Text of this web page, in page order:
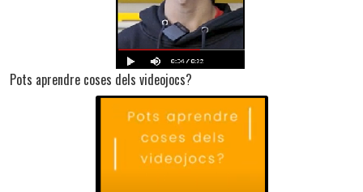
Pots aprendre coses dels videojocs?